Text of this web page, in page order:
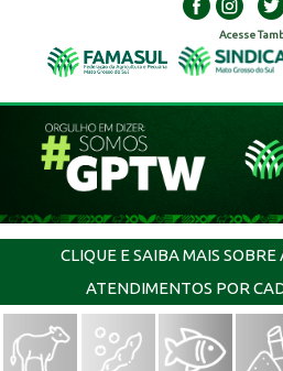
Acesse
CLIQUE E SAIBA MAIS SOBRE
ATENDIMENTOS POR